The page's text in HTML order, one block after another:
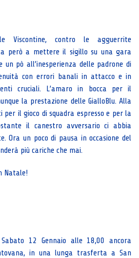
Viscontine, contro le agguerrite
però a mettere il sigillo su una gara
pò all’inesperienza delle padrone di
con errori banali in attacco e in
cruciali. L’amaro in bocca per il
la prestazione delle GialloBlu. Alla
per il gioco di squadra espresso e per la
il canestro avversario ci abbia
Ora un poco di pausa in occasione del
più cariche che mai.
Natale!
12 Gennaio alle 18,00 ancora
in una lunga trasferta a San